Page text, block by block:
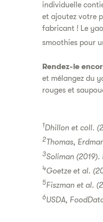
individuelle
et ajoutez votre
fabricant ! Le
smoothies pour
Rendez-le
et mélangez du
rouges et
1Dhillon et coll.
2Thomas,
3Soliman (2019).
4Goetze et al.
5Fiszman et al.
6USDA,